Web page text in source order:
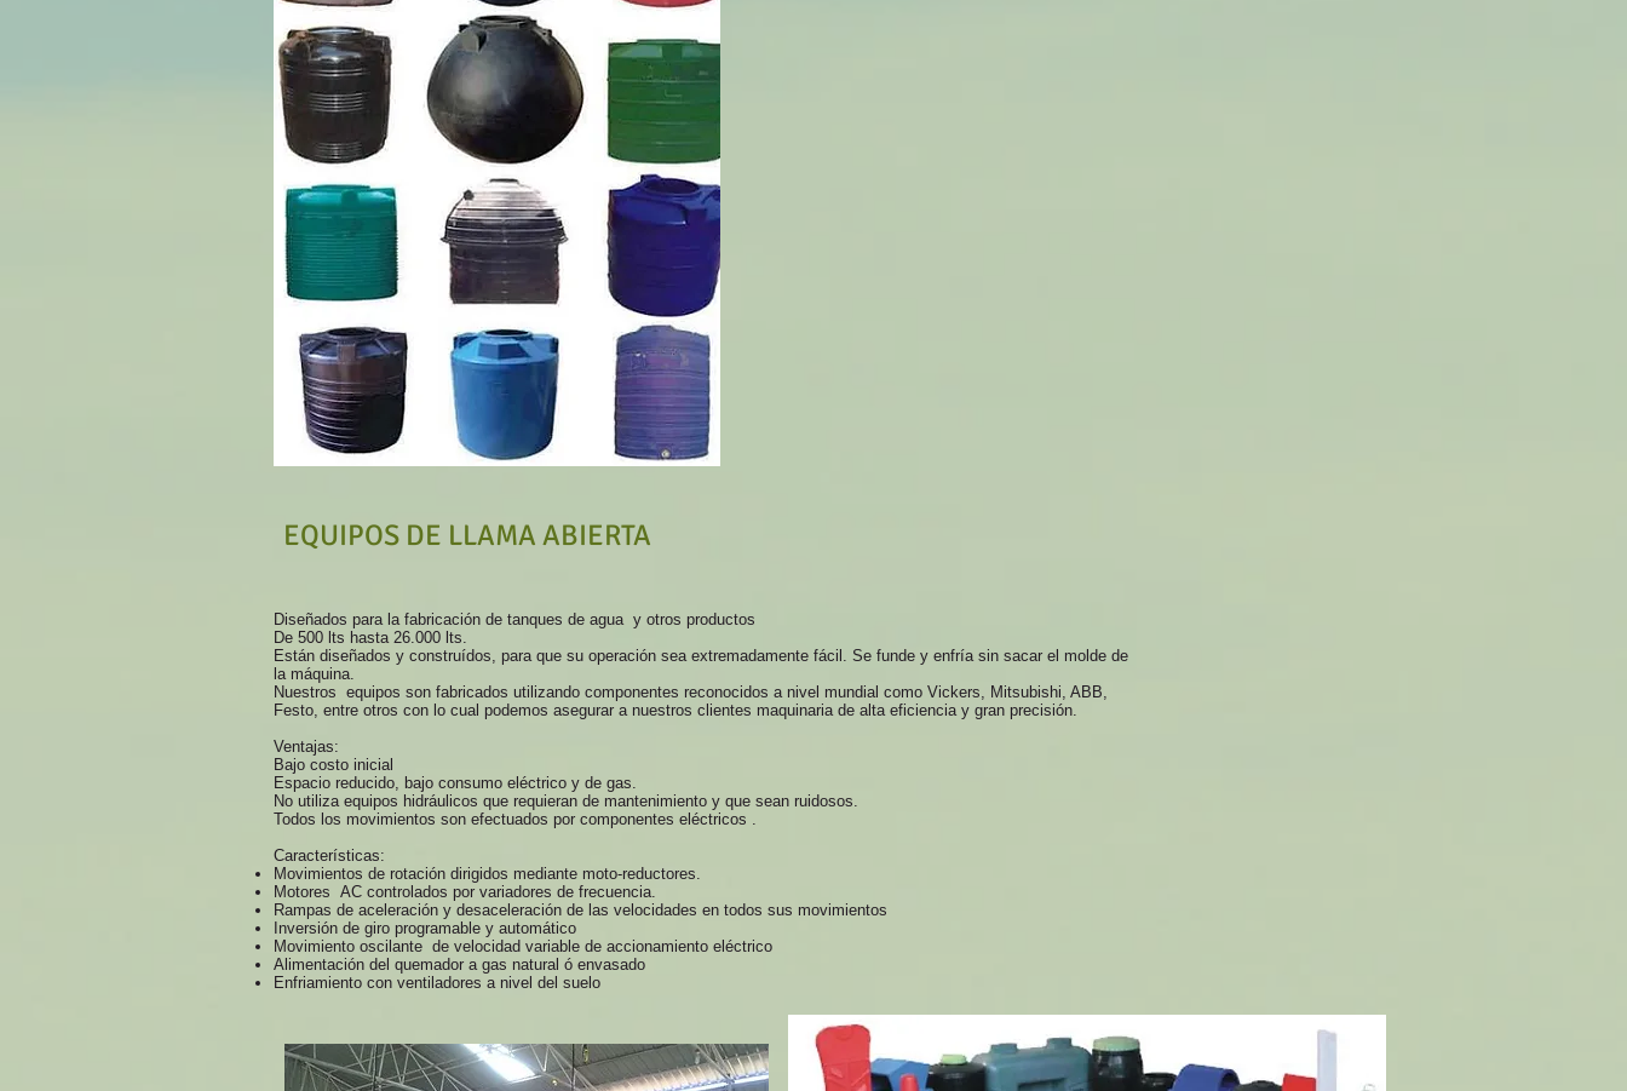
EQUIPOS DE LLAMA ABIERTA
Diseñados para la fabricación de tanques de agua y otros productos
De 500 lts hasta 26.000 lts.
Están diseñados y construídos, para que su operación sea extremadamente fácil. Se funde y enfría sin sacar el molde de
la máquina.
Nuestros equipos son fabricados utilizando componentes reconocidos a nivel mundial como Vickers, Mitsubishi, ABB,
Festo, entre otros con lo cual podemos asegurar a nuestros clientes maquinaria de alta eficiencia y gran precisión.
Ventajas:
Bajo costo inicial
Espacio reducido, bajo consumo eléctrico y de gas.
No utiliza equipos hidráulicos que requieran de mantenimiento y que sean ruidosos.
Todos los movimientos son efectuados por componentes eléctricos .
Características:
Movimientos de rotación dirigidos mediante moto-reductores.
Motores AC controlados por variadores de frecuencia.
Rampas de aceleración y desaceleración de las velocidades en todos sus movimientos
Inversión de giro programable y automático
Movimiento oscilante de velocidad variable de accionamiento eléctrico
Alimentación del quemador a gas natural ó envasado
Enfriamiento con ventiladores a nivel del suelo